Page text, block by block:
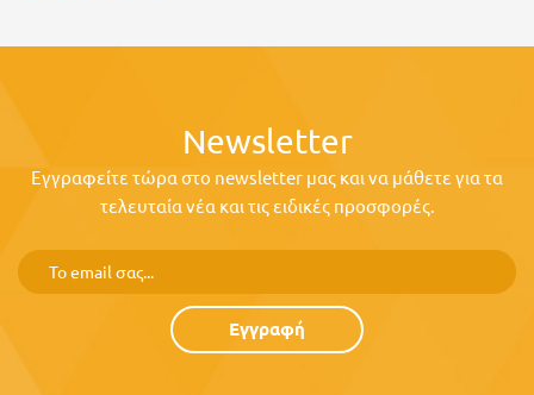
Newsletter
Εγγραφείτε τώρα στο newsletter μας και να μάθετε για τα
τελευταία νέα και τις ειδικές προσφορές.
Εγγραφή